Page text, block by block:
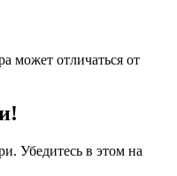
может отличаться от
Убедитесь в этом на